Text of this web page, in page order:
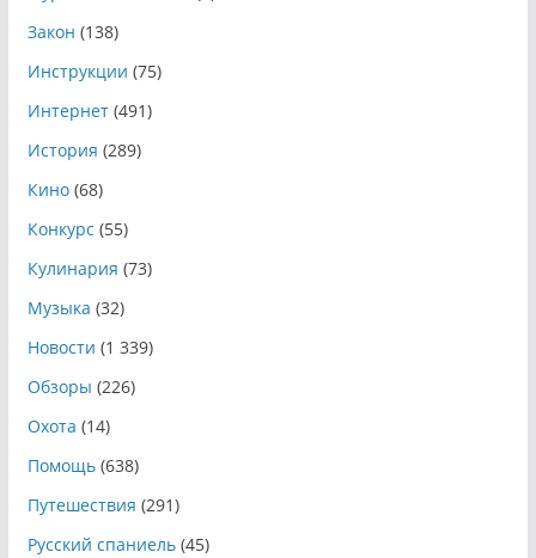
Закон (138)
Инструкции (75)
Интернет(491)
История (289)
Кино(68)
Конкурс (55)
Кулинария (73)
Музыка (32)
Новости (1 339)
Обзоры (226)
Охота (14)
Помощь(638)
Путешествия (291)
Русский спаниель(45)